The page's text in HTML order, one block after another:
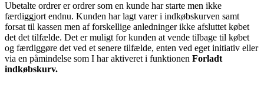
Ubetalte ordrer er ordrer som en kunde har starte men ikke
færdiggjort endnu. Kunden har lagt varer i indkøbskurven samt
forsat til kassen men af forskellige anledninger ikke afsluttet købet
det det tilfælde. Det er muligt for kunden at vende tilbage til købet
og færdiggøre det ved et senere tilfælde, enten ved eget initiativ eller
via en påmindelse som I har aktiveret i funktionen Forladt
indkøbskurv.